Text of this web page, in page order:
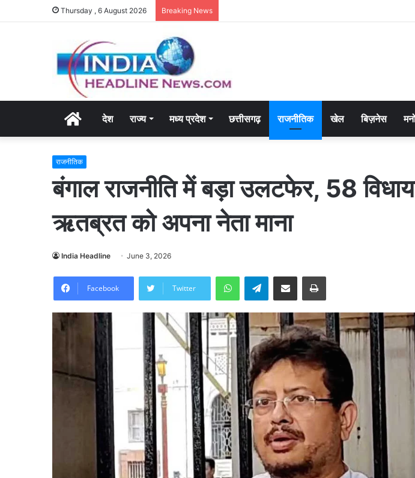
Thursday , 6 August 2026 Breaking News
Homeदेश राज्य मध्य प्रदेश छत्तीसगढ़ राजनीतिक खेल बिज़नेस
राजनीतिक
बंगाल राजनीति में बड़ा उलटफेर, 58
ऋतब्रत को अपना नेता माना
India Headline June 3, 2026
Facebook Twitter
WhatsAppTelegramShare via Email Print